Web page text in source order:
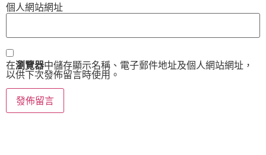
個人網站網址
在瀏覽器中儲存顯示名稱、電子郵件地址及個人網站網址，
以供下次發佈留言時使用。